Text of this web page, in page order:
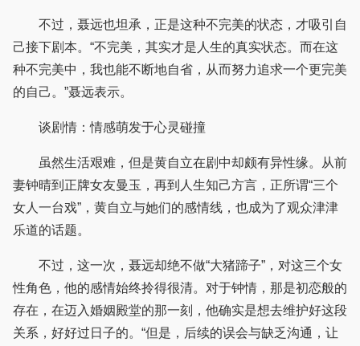
不过，聂远也坦承，正是这种不完美的状态，才吸引自
己接下剧本。“不完美，其实才是人生的真实状态。而在这
种不完美中，我也能不断地自省，从而努力追求一个更完美
的自己。”聂远表示。
谈剧情：情感萌发于心灵碰撞
虽然生活艰难，但是黄自立在剧中却颇有异性缘。从前
妻钟晴到正牌女友曼玉，再到人生知己方言，正所谓“三个
女人一台戏”，黄自立与她们的感情线，也成为了观众津津
乐道的话题。
不过，这一次，聂远却绝不做“大猪蹄子”，对这三个女
性角色，他的感情始终拎得很清。对于钟情，那是初恋般的
存在，在迈入婚姻殿堂的那一刻，他确实是想去维护好这段
关系，好好过日子的。“但是，后续的误会与缺乏沟通，让